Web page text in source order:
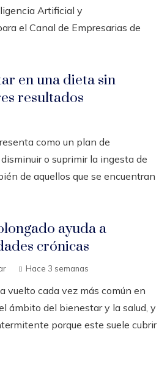
Artificial y
el Canal de Empresarias de
en una dieta sin
resultados
como un plan de
o suprimir la ingesta de
de aquellos que se encuentran
ayuda a
crónicas
Hace 3 semanas
vuelto cada vez más común en
ámbito del bienestar y la salud, y
porque este suele cubrir